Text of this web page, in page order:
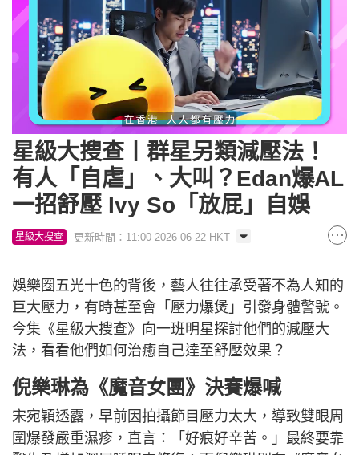
Unmute Loaded:
22.57%
星級大搜查丨群星另類減壓法！
有人「自虐」、大叫？Edan爆AL
一招舒壓 Ivy So「放屁」自娛
星級大搜查 更新時間：11:00 2026-06-22 HKT
娛樂圈五光十色的背後，藝人往往承受著不為人知的
巨大壓力，有時甚至會「壓力爆煲」引發身體警號。
今集《星級大搜查》向一班明星探討他們的減壓大
法，看看他們如何治癒自己達至舒壓效果？
倪樂琳為《魔音女團》決賽爆喊
宋宛穎透露，早前因拍攝節目壓力太大，導致雙眼周
圍爆發嚴重濕疹，直言：「好痕好辛苦。」最終要靠